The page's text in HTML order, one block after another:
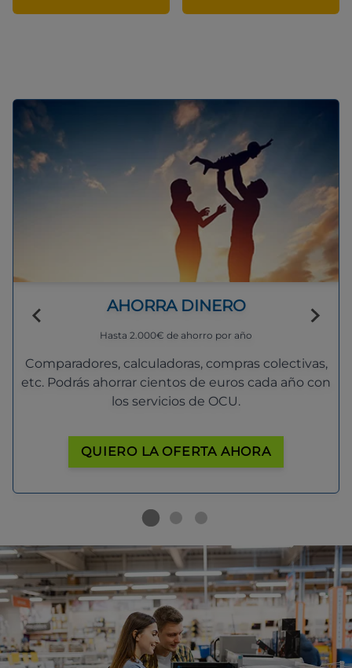
AHORRA DINERO
Hasta 2.000€ de ahorro por año
Comparadores, calculadoras, compras colectivas,
etc. Podrás ahorrar cientos de euros cada año con
los servicios de OCU.
QUIERO LA OFERTA AHORA